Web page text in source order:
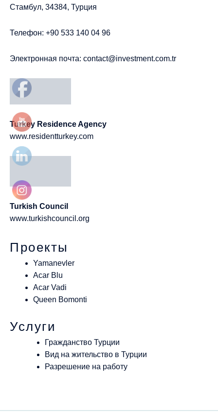
Стамбул, 34384, Турция
Телефон: +90 533 140 04 96
Электронная почта: contact@investment.com.tr
Turkey Residence Agency
www.residentturkey.com
Turkish Council
www.turkishcouncil.org
Проекты
Yamanevler
Acar Blu
Acar Vadi
Queen Bomonti
Услуги
Гражданство Турции
Вид на жительство в Турции
Разрешение на работу